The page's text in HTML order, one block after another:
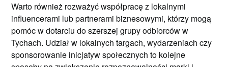
Warto również rozważyć współpracę z lokalnymi
influencerami lub partnerami biznesowymi, którzy mogą
pomóc w dotarciu do szerszej grupy odbiorców w
Tychach. Udział w lokalnych targach, wydarzeniach czy
sponsorowanie inicjatyw społecznych to kolejne